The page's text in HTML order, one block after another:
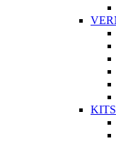
KITS